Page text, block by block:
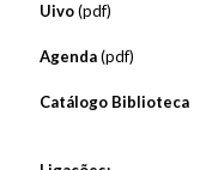
Uivo(pdf)
Agenda(pdf)
Catálogo Biblioteca